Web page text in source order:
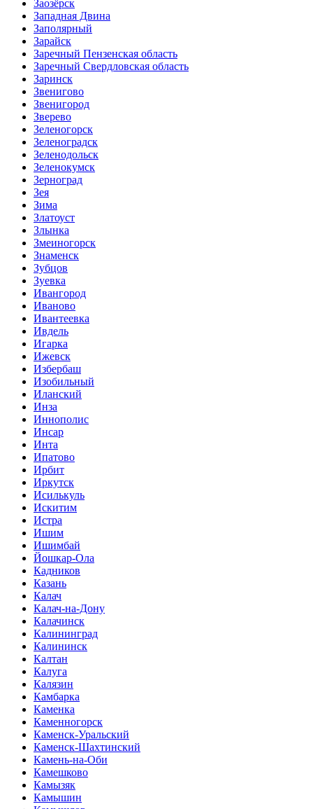
Заозёрск
Западная Двина
Заполярный
Зарайск
Заречный Пензенская область
Заречный Свердловская область
Заринск
Звенигово
Звенигород
Зверево
Зеленогорск
Зеленоградск
Зеленодольск
Зеленокумск
Зерноград
Зея
Зима
Златоуст
Злынка
Змеиногорск
Знаменск
Зубцов
Зуевка
Ивангород
Иваново
Ивантеевка
Ивдель
Игарка
Ижевск
Избербаш
Изобильный
Иланский
Инза
Иннополис
Инсар
Инта
Ипатово
Ирбит
Иркутск
Исилькуль
Искитим
Истра
Ишим
Ишимбай
Йошкар-Ола
Кадников
Казань
Калач
Калач-на-Дону
Калачинск
Калининград
Калининск
Калтан
Калуга
Калязин
Камбарка
Каменка
Каменногорск
Каменск-Уральский
Каменск-Шахтинский
Камень-на-Оби
Камешково
Камызяк
Камышин